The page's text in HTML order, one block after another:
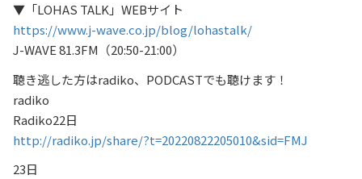
▼「LOHAS TALK」WEBサイト
https://www.j-wave.co.jp/blog/lohastalk/
J-WAVE 81.3FM（20:50-21:00）
聴き逃した方はradiko、PODCASTでも聴けます！
radiko
Radiko22日
http://radiko.jp/share/?t=20220822205010&sid=FMJ
23日